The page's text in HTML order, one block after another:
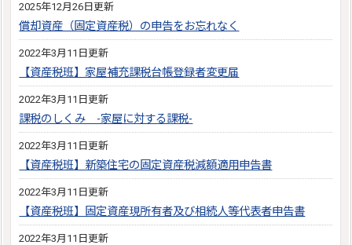
2025年12月26日更新
償却資産（固定資産税）の申告をお忘れなく
2022年3月11日更新
【資産税班】家屋補充課税台帳登録者変更届
2022年3月11日更新
課税のしくみ -家屋に対する課税-
2022年3月11日更新
【資産税班】新築住宅の固定資産税減額適用申告書
2022年3月11日更新
【資産税班】固定資産現所有者及び相続人等代表者申告書
2022年3月11日更新